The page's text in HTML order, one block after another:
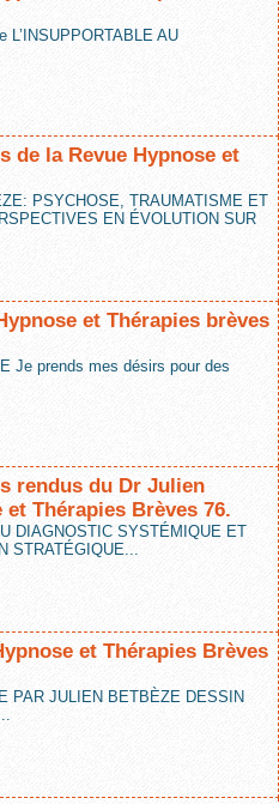
L’INSUPPORTABLE AU
de la Revue Hypnose et
PSYCHOSE, TRAUMATISME ET
EN ÉVOLUTION SUR
et Thérapies brèves
Je prends mes désirs pour des
rendus du Dr Julien
et Thérapies Brèves 76.
DIAGNOSTIC SYSTÉMIQUE ET
STRATÉGIQUE...
et Thérapies Brèves
PAR JULIEN BETBÈZE DESSIN